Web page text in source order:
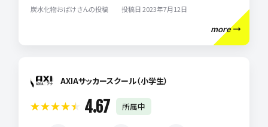
月で息子のやる気を引き出してくれるコーチって凄いなって思いま
炭水化物おばけさんの投稿 投稿日 2023年7月12日
more
AXIAサッカースクール（小学生）
4.67 所属中